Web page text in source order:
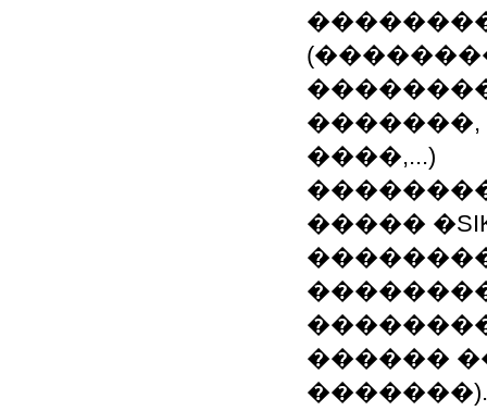
����,...)
�����
������
�������).